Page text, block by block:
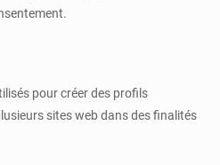
pour créer des profils
sites web dans des finalités